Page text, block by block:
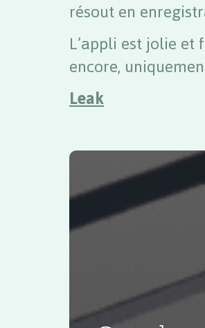
résout en
L’appli est jolie
encore,
Leak